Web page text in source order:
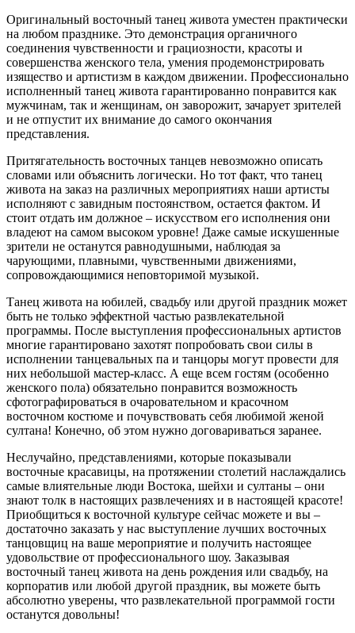
Оригинальный восточный танец живота уместен практически
на любом празднике. Это демонстрация органичного
соединения чувственности и грациозности, красоты и
совершенства женского тела, умения продемонстрировать
изящество и артистизм в каждом движении. Профессионально
исполненный танец живота гарантированно понравится как
мужчинам, так и женщинам, он заворожит, зачарует зрителей
и не отпустит их внимание до самого окончания
представления.
Притягательность восточных танцев невозможно описать
словами или объяснить логически. Но тот факт, что танец
живота на заказ на различных мероприятиях наши артисты
исполняют с завидным постоянством, остается фактом. И
стоит отдать им должное – искусством его исполнения они
владеют на самом высоком уровне! Даже самые искушенные
зрители не останутся равнодушными, наблюдая за
чарующими, плавными, чувственными движениями,
сопровождающимися неповторимой музыкой.
Танец живота на юбилей, свадьбу или другой праздник может
быть не только эффектной частью развлекательной
программы. После выступления профессиональных артистов
многие гарантировано захотят попробовать свои силы в
исполнении танцевальных па и танцоры могут провести для
них небольшой мастер-класс. А еще всем гостям (особенно
женского пола) обязательно понравится возможность
сфотографироваться в очаровательном и красочном
восточном костюме и почувствовать себя любимой женой
султана! Конечно, об этом нужно договариваться заранее.
Неслучайно, представлениями, которые показывали
восточные красавицы, на протяжении столетий наслаждались
самые влиятельные люди Востока, шейхи и султаны – они
знают толк в настоящих развлечениях и в настоящей красоте!
Приобщиться к восточной культуре сейчас можете и вы –
достаточно заказать у нас выступление лучших восточных
танцовщиц на ваше мероприятие и получить настоящее
удовольствие от профессионального шоу. Заказывая
восточный танец живота на день рождения или свадьбу, на
корпоратив или любой другой праздник, вы можете быть
абсолютно уверены, что развлекательной программой гости
останутся довольны!